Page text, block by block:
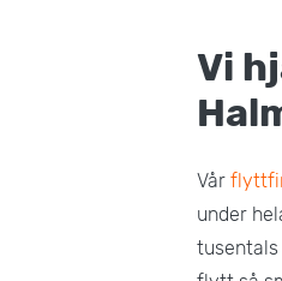
Vi
Vår
under
tusentals